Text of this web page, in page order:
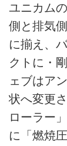
ユニカム
側と排気
に揃え、
クトに・
ェブはア
状へ変更
ローラー
に「燃焼